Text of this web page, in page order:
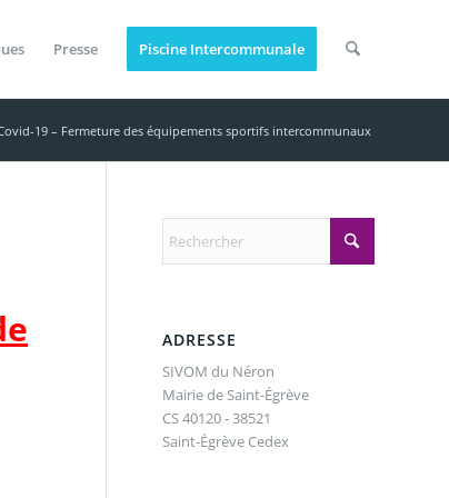
Presse Piscine Intercommunale
19 – Fermeture des équipements sportifs intercommunaux
ADRESSE
SIVOM du Néron
Mairie de Saint-Égrève
CS 40120 - 38521
Saint-Égrève Cedex